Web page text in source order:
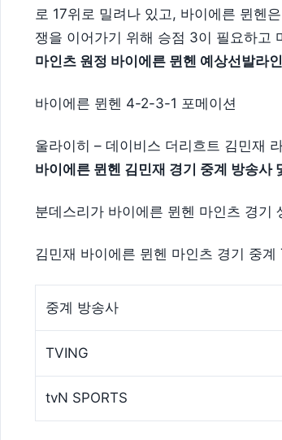
로 17위로 밀려나 있고, 바이에른 뮌헨
쟁을 이어가기 위해 승점 3이 필요하고
마인츠 원정 바이에른 뮌헨 예상선발라
바이에른 뮌헨 4-2-3-1 포메이션
울라이히 – 데이비스 더리흐트 김민재
바이에른 뮌헨 김민재 경기 중계 방송사
분데스리가 바이에른 뮌헨 마인츠 경기
김민재 바이에른 뮌헨 마인츠 경기 중
중계 방송사
TVING
tvN SPORTS